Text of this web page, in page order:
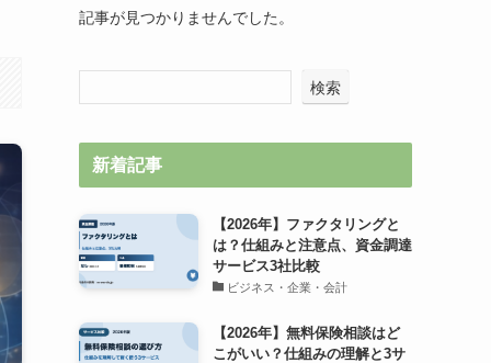
記事が見つかりませんでした。
検索
新着記事
【2026年】ファクタリングと
は？仕組みと注意点、資金調達
サービス3社比較
ビジネス・企業・会計
【2026年】無料保険相談はど
こがいい？仕組みの理解と3サ